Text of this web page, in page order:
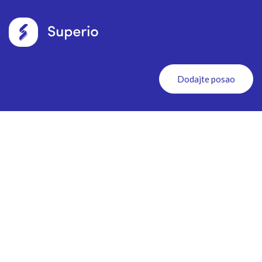
Dodajte posao